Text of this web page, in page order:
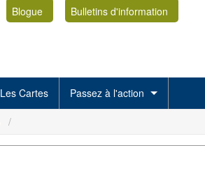
Blogue
Bulletins d'information
Les Cartes Passez à l'action